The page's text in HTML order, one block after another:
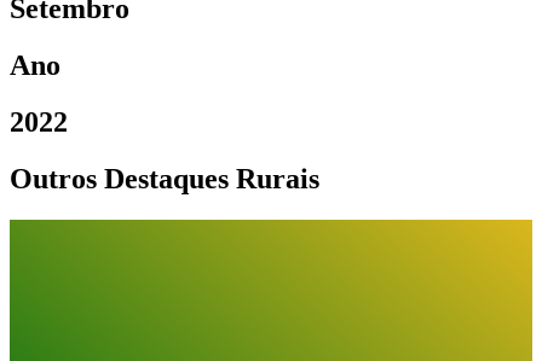
Setembro
Ano
2022
Outros Destaques Rurais